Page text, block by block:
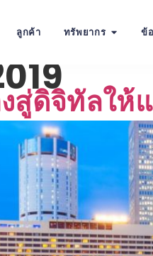
ลูกค้า ทรัพยากร ข้
สู่ดิจิทัลให้